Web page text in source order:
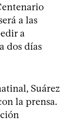
a las
a
dos días
Suárez
la prensa.